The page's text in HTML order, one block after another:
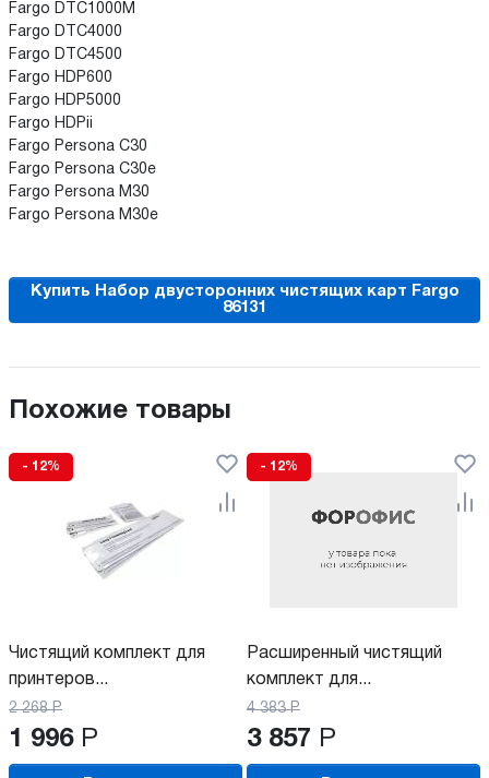
Fargo DTC1000M
Fargo DTC4000
Fargo DTC4500
Fargo HDP600
Fargo HDP5000
Fargo HDPii
Fargo Persona C30
Fargo Persona C30e
Fargo Persona M30
Fargo Persona M30e
Купить Набор двусторонних чистящих карт Fargo
86131
Похожие товары
- 12%
Чистящий комплект для
принтеров...
2 268 Р
1 996 Р
- 12%
Расширенный чистящий
комплект для...
4 383 Р
3 857 Р